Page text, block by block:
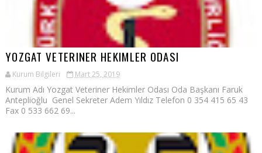
YOZGAT VETERINER HEKIMLER ODASI
Kurum Bilgileri Mart 25, 2019
Kurum Adı Yozgat Veteriner Hekimler Odası Oda Başkanı Faruk
Anteplioğlu Genel Sekreter Adem Yıldız Telefon 0 354 415 65 43
Fax 0 533 662 69...